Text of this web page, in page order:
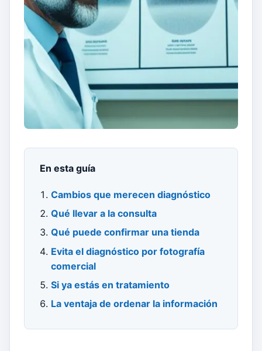
En esta guía
Cambios que merecen diagnóstico
Qué llevar a la consulta
Qué puede confirmar una tienda
Evita el diagnóstico por fotografía
comercial
Si ya estás en tratamiento
La ventaja de ordenar la información